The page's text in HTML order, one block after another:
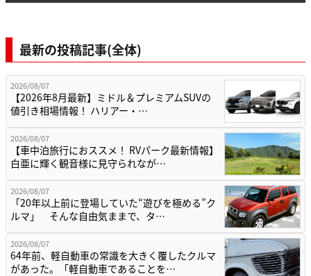
最新の投稿記事(全体)
2026/08/07
【2026年8月最新】ミドル＆プレミアムSUVの
値引き相場情報！ ハリアー・…
2026/08/07
【車中泊旅行におススメ！ RVパーク最新情報】
白亜に輝く観音様に見守られなが…
2026/08/07
「20年以上前に登場していた“遊びを極める”ク
ルマ」 そんな自由気ままで、タ…
2026/08/07
64年前、軽自動車の常識を大きく覆したクルマ
があった。「軽自動車であることを…